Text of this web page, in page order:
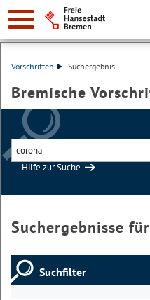
Vorschriften Suchergebnis
Bremische
Hilfe zur Suche
Suchergebnisse
Suchfilter